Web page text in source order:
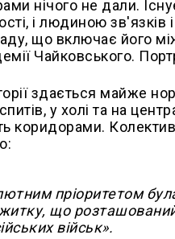
нічого не дали.
і людиною
що включає його
Чайковського.
здається майже
у холі та на
коридорами.
пріоритетом
що розташований
військ».